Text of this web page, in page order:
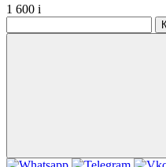
1 600 i